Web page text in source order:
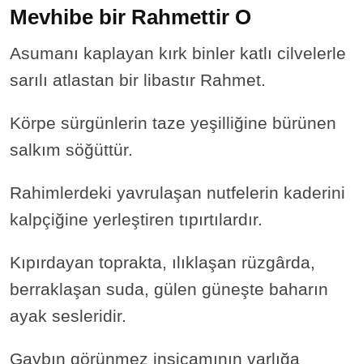
Mevhibe bir Rahmettir O
Asumanı kaplayan kırk binler katlı cilvelerle
sarılı atlastan bir libastır Rahmet.
Körpe sürgünlerin taze yeşilliğine bürünen
salkım söğüttür.
Rahimlerdeki yavrulaşan nutfelerin kaderini
kalpçiğine yerleştiren tıpırtılardır.
Kıpırdayan toprakta, ılıklaşan rüzgârda,
berraklaşan suda, gülen güneşte baharın
ayak sesleridir.
Gaybın görünmez insicamının varlığa